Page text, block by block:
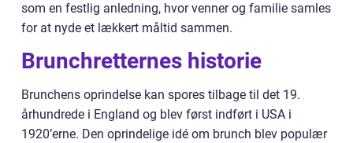
som en festlig anledning, hvor venner og familie samles
for at nyde et lækkert måltid sammen.
Brunchretternes historie
Brunchens oprindelse kan spores tilbage til det 19.
århundrede i England og blev først indført i USA i
1920’erne. Den oprindelige idé om brunch blev populær